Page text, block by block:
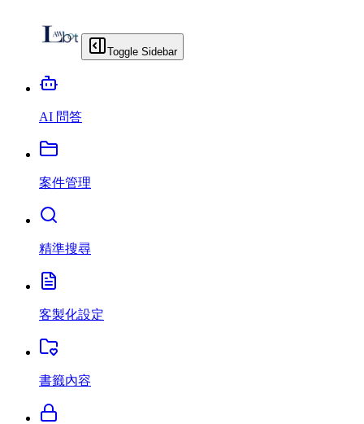
Toggle Sidebar
AI 問答
案件管理
精準搜尋
客製化設定
書籤內容